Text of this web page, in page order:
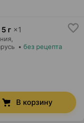
г ×1
• без рецепта
В корзину